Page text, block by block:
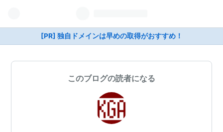
[PR] 独自ドメインは早めの取得がおすすめ！
このブログの読者になる